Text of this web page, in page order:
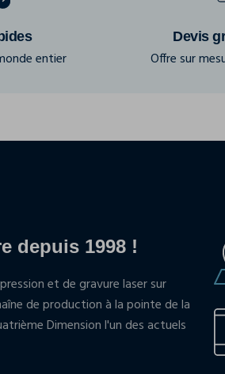
entier
Devis
Offre sur
depuis 1998 !
et de gravure laser sur
de production à la pointe de la
Dimension l'un des actuels